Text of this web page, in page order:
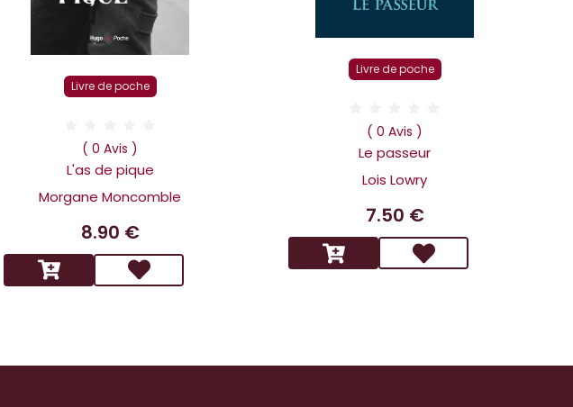
Livre de poche
( 0 Avis )
L'as de pique
Morgane Moncomble
8.90 €
Livre de poche
( 0 Avis )
Le passeur
Lois Lowry
7.50 €